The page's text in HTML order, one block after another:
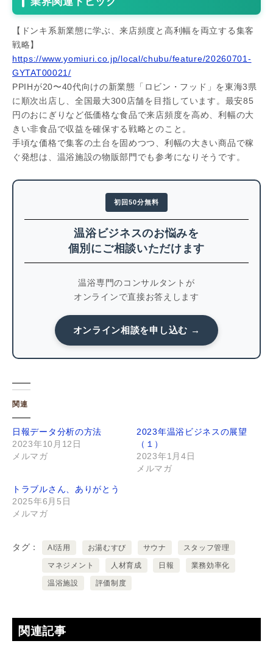
【ドンキ系新業態に学ぶ、来店頻度と高利幅を両立する集客
戦略】
https://www.yomiuri.co.jp/local/chubu/feature/20260701-
GYTAT00021/
PPIHが20〜40代向けの新業態「ロビン・フッド」を東海3県
に順次出店し、全国最大300店舗を目指しています。最安85
円のおにぎりなど低価格な食品で来店頻度を高め、利幅の大
きい非食品で収益を確保する戦略とのこと。
手頃な価格で集客の土台を固めつつ、利幅の大きい商品で稼
ぐ発想は、温浴施設の物販部門でも参考になりそうです。
初回50分無料
温浴ビジネスのお悩みを
個別にご相談いただけます
温浴専門のコンサルタントが
オンラインで直接お答えします
オンライン相談を申し込む →
関連
日報データ分析の方法
2023年10月12日
メルマガ
2023年温浴ビジネスの展望
（１）
2023年1月4日
メルマガ
トラブルさん、ありがとう
2025年6月5日
メルマガ
タグ AI活用 お湯むすび サウナ スタッフ管理
マネジメント 人材育成 日報 業務効率化
温浴施設 評価制度
関連記事